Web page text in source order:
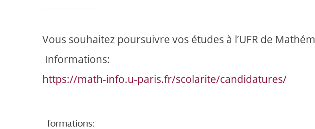
Vous souhaitez poursuivre vos études à l’UFR de
Informations:
https://math-info.u-paris.fr/scolarite/candidatures/
formations: